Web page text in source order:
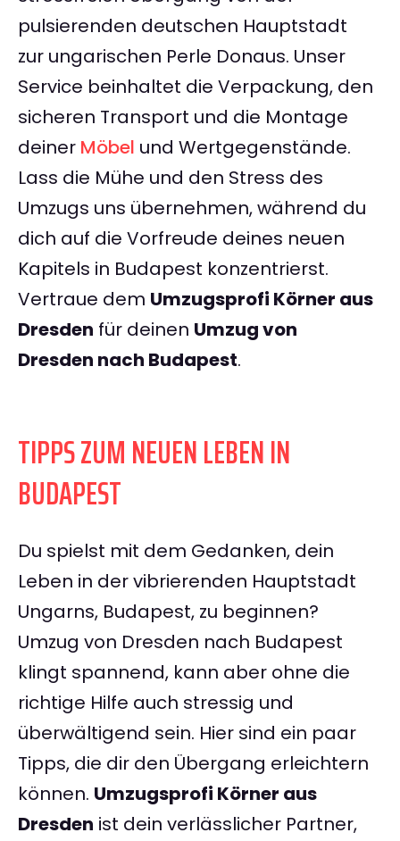
pulsierenden deutschen Hauptstadt
zur ungarischen Perle Donaus. Unser
Service beinhaltet die Verpackung, den
sicheren Transport und die Montage
deiner Möbel und Wertgegenstände.
Lass die Mühe und den Stress des
Umzugs uns übernehmen, während du
dich auf die Vorfreude deines neuen
Kapitels in Budapest konzentrierst.
Vertraue dem Umzugsprofi Körner aus
Dresden für deinen Umzug von
Dresden nach Budapest.
TIPPS ZUM NEUEN LEBEN IN
BUDAPEST
Du spielst mit dem Gedanken, dein
Leben in der vibrierenden Hauptstadt
Ungarns, Budapest, zu beginnen?
Umzug von Dresden nach Budapest
klingt spannend, kann aber ohne die
richtige Hilfe auch stressig und
überwältigend sein. Hier sind ein paar
Tipps, die dir den Übergang erleichtern
können. Umzugsprofi Körner aus
Dresden ist dein verlässlicher Partner,